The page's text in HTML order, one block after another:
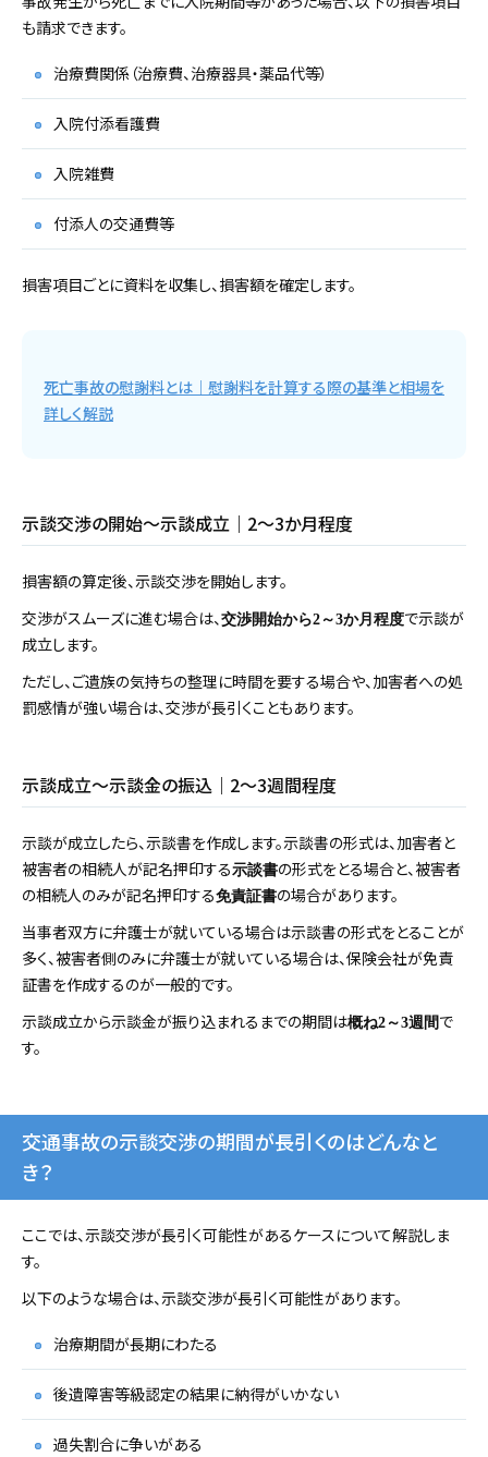
も請求できます。
治療費関係（治療費、治療器具・薬品代等）
入院付添看護費
入院雑費
付添人の交通費等
損害項目ごとに資料を収集し、損害額を確定します。
死亡事故の慰謝料とは｜慰謝料を計算する際の基準と相場を
詳しく解説
示談交渉の開始～示談成立｜2～3か月程度
損害額の算定後、示談交渉を開始します。
交渉がスムーズに進む場合は、交渉開始から2～3か月程度で示談が
成立します。
ただし、ご遺族の気持ちの整理に時間を要する場合や、加害者への処
罰感情が強い場合は、交渉が長引くこともあります。
示談成立～示談金の振込｜2～3週間程度
示談が成立したら、示談書を作成します。示談書の形式は、加害者と
被害者の相続人が記名押印する示談書の形式をとる場合と、被害者
の相続人のみが記名押印する免責証書の場合があります。
当事者双方に弁護士が就いている場合は示談書の形式をとることが
多く、被害者側のみに弁護士が就いている場合は、保険会社が免責
証書を作成するのが一般的です。
示談成立から示談金が振り込まれるまでの期間は概ね2～3週間 で
す。
交通事故の示談交渉の期間が長引くのはどんなと
き？
ここでは、示談交渉が長引く可能性があるケースについて解説しま
す。
以下のような場合は、示談交渉が長引く可能性があります。
治療期間が長期にわたる
後遺障害等級認定の結果に納得がいかない
過失割合に争いがある